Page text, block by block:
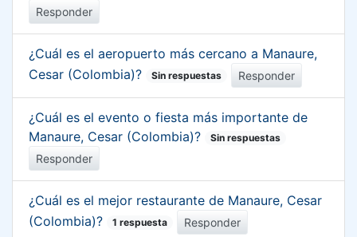
Responder
¿Cuál es el aeropuerto más cercano a Manaure,
Cesar (Colombia)?
Sin respuestas Responder
¿Cuál es el evento o fiesta más importante de
Manaure, Cesar (Colombia)?
Sin respuestas
Responder
¿Cuál es el mejor restaurante de Manaure, Cesar
(Colombia)?
1 respuesta Responder